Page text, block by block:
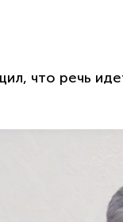
что речь